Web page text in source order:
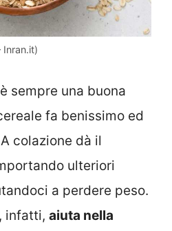
Inran.it)
sempre una buona
fa benissimo ed
colazione dà il
ulteriori
a perdere peso.
infatti, aiuta nella